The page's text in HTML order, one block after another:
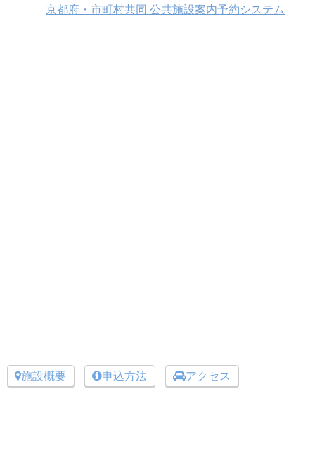
京都府・市町村共同 公共施設案内予約システム
施設概要 申込方法 アクセス